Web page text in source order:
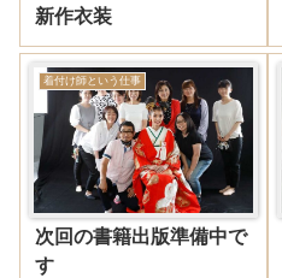
新作衣装
着付け師という仕事
次回の書籍出版準備中で
す